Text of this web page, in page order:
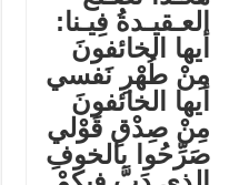
العـقيـدةُ فِيـنا:
أيها الخائفونَ
مِنْ طُهْرِ نَفسي
أيها الخائفونَ
مِنْ صِدْقِ قَوْلي
صَرِّحُوا بالخوفِ